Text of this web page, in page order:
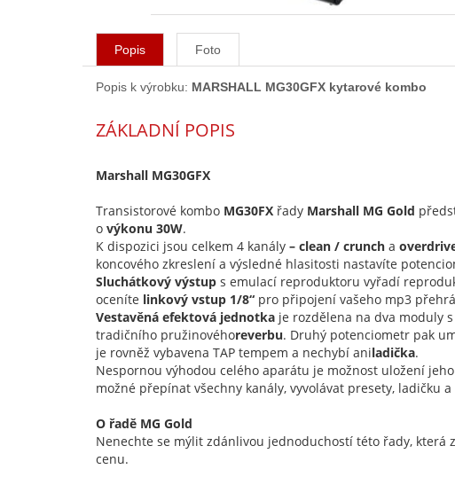
Popis Foto
Popis k výrobku: MARSHALL MG30GFX kytarové kombo
ZÁKLADNÍ POPIS
Marshall MG30GFX
Transistorové kombo MG30FX řady Marshall MG Gold
o výkonu 30W.
K dispozici jsou celkem 4 kanály – clean / crunch a
koncového zkreslení a výsledné hlasitosti nastavíte
Sluchátkový výstup s emulací reproduktoru vyřadí
oceníte linkový vstup 1/8“ pro připojení vašeho mp3
Vestavěná efektová jednotka je rozdělena na dva moduly
tradičního pružinovéhoreverbu. Druhý potenciometr pak
je rovněž vybavena TAP tempem a nechybí aniladička.
Nespornou výhodou celého aparátu je možnost uložení
možné přepínat všechny kanály, vyvolávat presety, ladičku
O řadě MG Gold
Nenechte se mýlit zdánlivou jednoduchostí této řady,
cenu.